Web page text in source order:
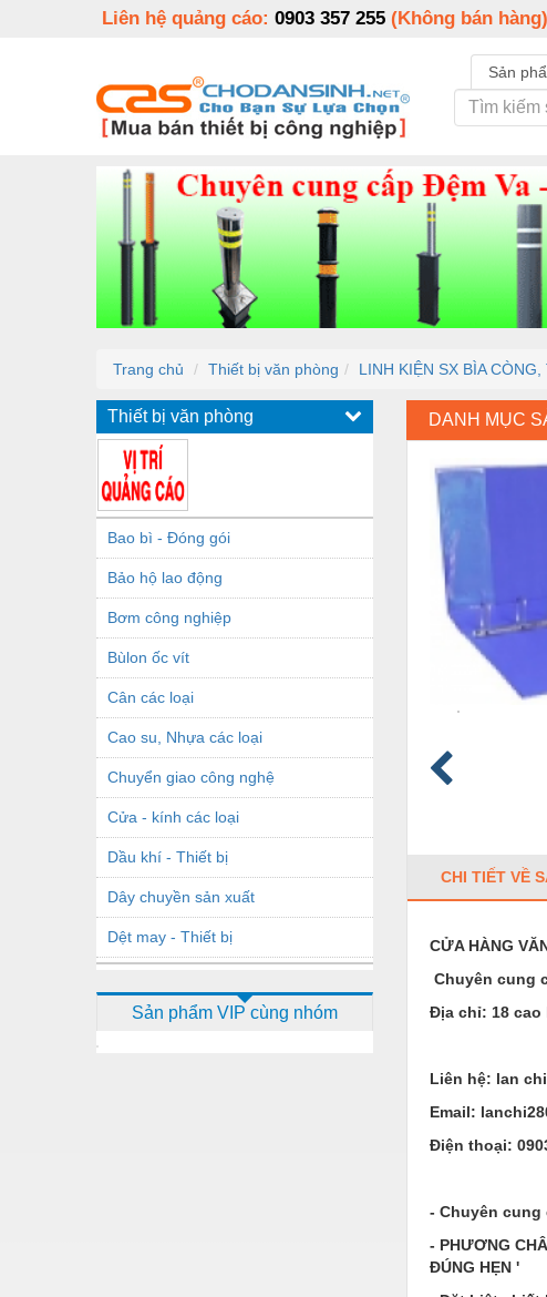
Liên hệ quảng cáo: 0903 357 255 (Không bán hàng)
Sản
Trang chủ Thiết bị văn phòng LINH KIỆN SX BÌA CÒNG,
Thiết bị văn phòng
Bao bì - Đóng gói
Bảo hộ lao động
Bơm công nghiệp
Bùlon ốc vít
Cân các loại
Cao su, Nhựa các loại
Chuyển giao công nghệ
Cửa - kính các loại
Dầu khí - Thiết bị
Dây chuyền sản xuất
Dệt may - Thiết bị
Dịch vụ - Thi công
Sản phẩm VIP cùng nhóm
DANH MỤC
CHI TIẾT VỀ
CỬA HÀNG
Chuyên cung
Địa chỉ: 18 cao
Liên hệ: lan
Email:
Điện thoại:
- Chuyên cung
- PHƯƠNG
ĐÚNG HẸN '